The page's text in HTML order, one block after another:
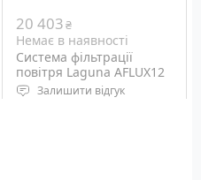
20 403₴
Немає в наявності
Система фільтрації
повітря Laguna AFLUX12
Залишити відгук